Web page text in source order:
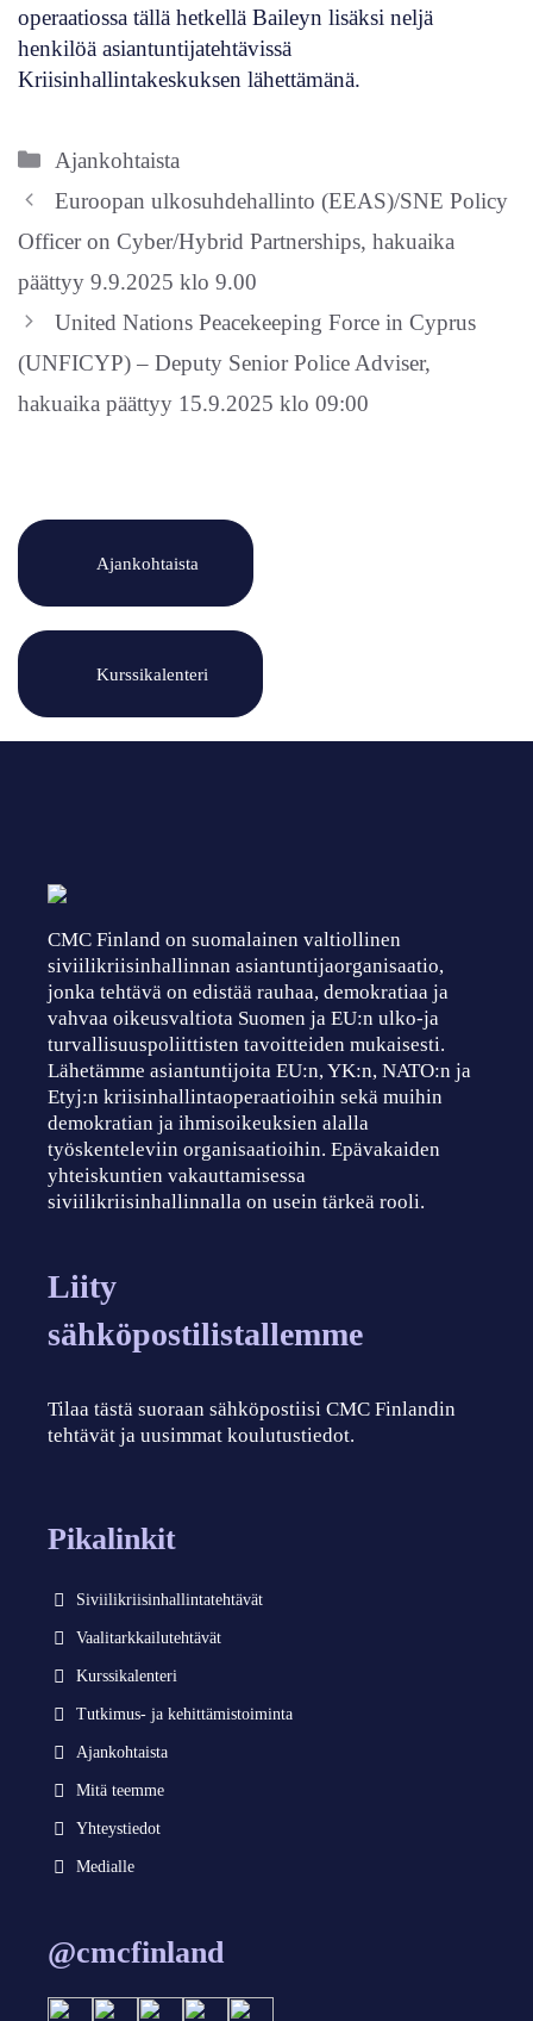
operaatiossa tällä hetkellä Baileyn lisäksi neljä
henkilöä asiantuntijatehtävissä
Kriisinhallintakeskuksen lähettämänä.
Kategoriat
Ajankohtaista
Euroopan ulkosuhdehallinto (EEAS)/SNE Policy
Officer on Cyber/Hybrid Partnerships, hakuaika
päättyy 9.9.2025 klo 9.00
United Nations Peacekeeping Force in Cyprus
(UNFICYP) – Deputy Senior Police Adviser,
hakuaika päättyy 15.9.2025 klo 09:00
Ajankohtaista
Kurssikalenteri
CMC Finland on suomalainen valtiollinen
siviilikriisinhallinnan asiantuntijaorganisaatio,
jonka tehtävä on edistää rauhaa, demokratiaa ja
vahvaa oikeusvaltiota Suomen ja EU:n ulko-ja
turvallisuuspoliittisten tavoitteiden mukaisesti.
Lähetämme asiantuntijoita EU:n, YK:n, NATO:n ja
Etyj:n kriisinhallintaoperaatioihin sekä muihin
demokratian ja ihmisoikeuksien alalla
työskenteleviin organisaatioihin. Epävakaiden
yhteiskuntien vakauttamisessa
siviilikriisinhallinnalla on usein tärkeä rooli.
Liity
sähköpostilistallemme
Tilaa tästä suoraan sähköpostiisi CMC Finlandin
tehtävät ja uusimmat koulutustiedot.
Pikalinkit
Siviilikriisinhallintatehtävät
Vaalitarkkailutehtävät
Kurssikalenteri
Tutkimus- ja kehittämistoiminta
Ajankohtaista
Mitä teemme
Yhteystiedot
Medialle
@cmcfinland